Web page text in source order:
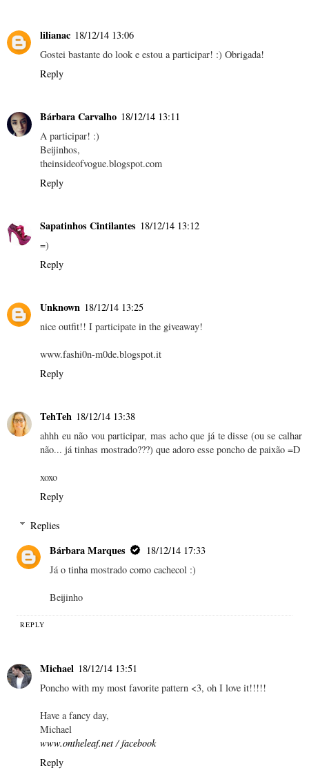
lilianac 18/12/14 13:06
Gostei bastante do look e estou a participar! :) Obrigada!
Reply
Bárbara Carvalho 18/12/14 13:11
A participar! :)
Beijinhos,
theinsideofvogue.blogspot.com
Reply
Sapatinhos Cintilantes 18/12/14 13:12
=)
Reply
Unknown 18/12/14 13:25
nice outfit!! I participate in the giveaway!
www.fashi0n-m0de.blogspot.it
Reply
TehTeh 18/12/14 13:38
ahhh eu não vou participar, mas acho que já te disse (ou se calhar
não... já tinhas mostrado???) que adoro esse poncho de paixão =D
xoxo
Reply
Replies
Bárbara Marques
18/12/14 17:33
Já o tinha mostrado como cachecol :)
Beijinho
REPLY
Michael 18/12/14 13:51
Poncho with my most favorite pattern <3, oh I love it!!!!!
Have a fancy day,
Michael
www.ontheleaf.net/facebook
Reply